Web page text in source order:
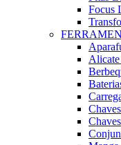
Focus
Alicate